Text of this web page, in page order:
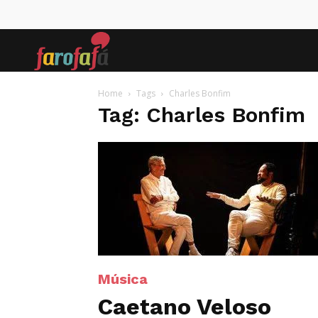
Home Tags Charles Bonfim
Tag: Charles Bonfim
Música
Caetano Veloso